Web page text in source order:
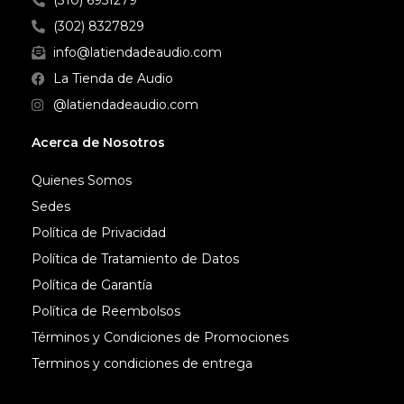
(302) 8327829
info@latiendadeaudio.com
La Tienda de Audio
@latiendadeaudio.com
Acerca de Nosotros
Quienes Somos
Sedes
Política de Privacidad
Política de Tratamiento de Datos
Política de Garantía
Política de Reembolsos
Términos y Condiciones de Promociones
Terminos y condiciones de entrega